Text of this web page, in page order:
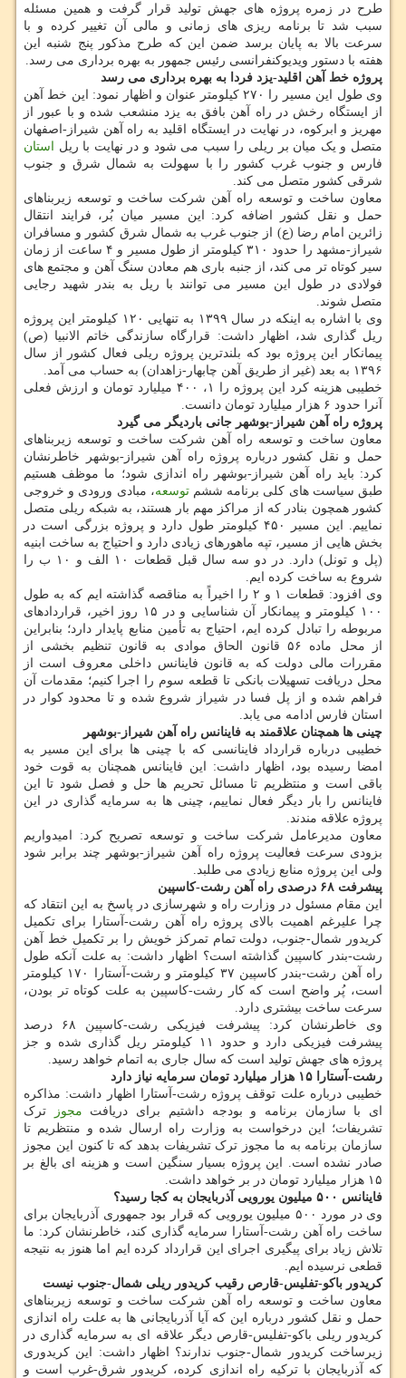
طرح در زمره پروژه های جهش تولید قرار گرفت و همین مسئله
سبب شد تا برنامه ریزی های زمانی و مالی آن تغییر کرده و با
سرعت بالا به پایان برسد ضمن این که طرح مذکور پنج شنبه این
هفته با دستور ویدیوکنفرانسی رئیس جمهور به بهره برداری می رسد.
پروژه خط آهن اقلید-یزد فردا به بهره برداری می رسد
وی طول این مسیر را ۲۷۰ کیلومتر عنوان و اظهار نمود: این خط آهن
از ایستگاه رخش در راه آهن بافق به یزد منشعب شده و با عبور از
مهریز و ابرکوه، در نهایت در ایستگاه اقلید به راه آهن شیراز-اصفهان
متصل و یک میان بر ریلی را سبب می شود و در نهایت با ریل
استان
فارس و جنوب غرب کشور را با سهولت به شمال شرق و جنوب
شرقی کشور متصل می کند.
معاون ساخت و توسعه راه آهن شرکت ساخت و توسعه زیربناهای
حمل و نقل کشور اضافه کرد: این مسیر میان بُر، فرایند انتقال
زائرین امام رضا (ع) از جنوب غرب به شمال شرق کشور و مسافران
شیراز-مشهد را حدود ۳۱۰ کیلومتر از طول مسیر و ۴ ساعت از زمان
سیر کوتاه تر می کند، از جنبه باری هم معادن سنگ آهن و مجتمع های
فولادی در طول این مسیر می توانند با ریل به بندر شهید رجایی
متصل شوند.
وی با اشاره به اینکه در سال ۱۳۹۹ به تنهایی ۱۲۰ کیلومتر این پروژه
ریل گذاری شد، اظهار داشت: قرارگاه سازندگی خاتم الانبیا (ص)
پیمانکار این پروژه بود که بلندترین پروژه ریلی فعال کشور از سال
۱۳۹۶ به بعد (غیر از طریق آهن چابهار-زاهدان) به حساب می آمد.
خطیبی هزینه کرد این پروژه را ۱، ۴۰۰ میلیارد تومان و ارزش فعلی
آنرا حدود ۶ هزار میلیارد تومان دانست.
پروژه راه آهن شیراز-بوشهر جانی باردیگر می گیرد
معاون ساخت و توسعه راه آهن شرکت ساخت و توسعه زیربناهای
حمل و نقل کشور درباره پروژه راه آهن شیراز-بوشهر خاطرنشان
کرد: باید راه آهن شیراز-بوشهر راه اندازی شود؛ ما موظف هستیم
طبق سیاست های کلی برنامه ششمتوسعه، مبادی ورودی و خروجی
کشور همچون بنادر که از مراکز مهم بار هستند، به شبکه ریلی متصل
نماییم. این مسیر ۴۵۰ کیلومتر طول دارد و پروژه بزرگی است در
بخش هایی از مسیر، تپه ماهورهای زیادی دارد و احتیاج به ساخت ابنیه
(پل و تونل) دارد. در دو سه سال قبل قطعات ۱۰ الف و ۱۰ ب را
شروع به ساخت کرده ایم.
وی افزود: قطعات ۱ و ۲ را اخیراً به مناقصه گذاشته ایم که به طول
۱۰۰ کیلومتر و پیمانکار آن شناسایی و در ۱۵ روز اخیر، قراردادهای
مربوطه را تبادل کرده ایم، احتیاج به تأمین منابع پایدار دارد؛ بنابراین
از محل ماده ۵۶ قانون الحاق موادی به قانون تنظیم بخشی از
مقررات مالی دولت که به قانون فاینانس داخلی معروف است از
محل دریافت تسهیلات بانکی تا قطعه سوم را اجرا کنیم؛ مقدمات آن
فراهم شده و از پل فسا در شیراز شروع شده و تا محدود کوار در
استان فارس ادامه می یابد.
چینی ها همچنان علاقمند به فاینانس راه آهن شیراز-بوشهر
خطیبی درباره قرارداد فاینانسی که با چینی ها برای این مسیر به
امضا رسیده بود، اظهار داشت: این فاینانس همچنان به قوت خود
باقی است و منتظریم تا مسائل تحریم ها حل و فصل شود تا این
فاینانس را بار دیگر فعال نماییم، چینی ها به سرمایه گذاری در این
پروژه علاقه مندند.
معاون مدیرعامل شرکت ساخت و توسعه تصریح کرد: امیدواریم
بزودی سرعت فعالیت پروژه راه آهن شیراز-بوشهر چند برابر شود
ولی این پروژه منابع زیادی می طلبد.
پیشرفت ۶۸ درصدی راه آهن رشت-کاسپین
این مقام مسئول در وزارت راه و شهرسازی در پاسخ به این انتقاد که
چرا علیرغم اهمیت بالای پروژه راه آهن رشت-آستارا برای تکمیل
کریدور شمال-جنوب، دولت تمام تمرکز خویش را بر تکمیل خط آهن
رشت-بندر کاسپین گذاشته است؟ اظهار داشت: به علت آنکه طول
راه آهن رشت-بندر کاسپین ۳۷ کیلومتر و رشت-آستارا ۱۷۰ کیلومتر
است، پُر واضح است که کار رشت-کاسپین به علت کوتاه تر بودن،
سرعت ساخت بیشتری دارد.
وی خاطرنشان کرد: پیشرفت فیزیکی رشت-کاسپین ۶۸ درصد
پیشرفت فیزیکی دارد و حدود ۱۱ کیلومتر ریل گذاری شده و جز
پروژه های جهش تولید است که سال جاری به اتمام خواهد رسید.
رشت-آستارا ۱۵ هزار میلیارد تومان سرمایه نیاز دارد
خطیبی درباره علت توقف پروژه رشت-آستارا اظهار داشت: مذاکره
ای با سازمان برنامه و بودجه داشتیم برای دریافت مجوز
ترک
تشریفات؛ این درخواست به وزارت راه ارسال شده و منتظریم تا
سازمان برنامه به ما مجوز ترک تشریفات بدهد که تا کنون این مجوز
صادر نشده است. این پروژه بسیار سنگین است و هزینه ای بالغ بر
۱۵ هزار میلیارد تومان در بر خواهد داشت.
فاینانس ۵۰۰ میلیون یورویی آذربایجان به کجا رسید؟
وی در مورد ۵۰۰ میلیون یورویی که قرار بود جمهوری آذربایجان برای
ساخت راه آهن رشت-آستارا سرمایه گذاری کند، خاطرنشان کرد: ما
تلاش زیاد برای پیگیری اجرای این قرارداد کرده ایم اما هنوز به نتیجه
قطعی نرسیده ایم.
کریدور باکو-تفلیس-قارص رقیب کریدور ریلی شمال-جنوب نیست
معاون ساخت و توسعه راه آهن شرکت ساخت و توسعه زیربناهای
حمل و نقل کشور درباره این که آیا آذربایجانی ها به علت راه اندازی
کریدور ریلی باکو-تفلیس-قارص دیگر علاقه ای به سرمایه گذاری در
زیرساخت کریدور شمال-جنوب ندارند؟ اظهار داشت: این کریدوری
که آذربایجان با ترکیه راه اندازی کرده، کریدور شرق-غرب است و